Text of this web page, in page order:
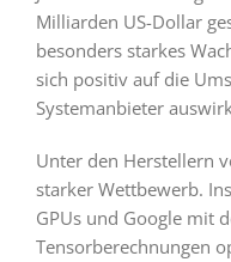
Milliarden US-Dollar
besonders starkes
sich positiv auf die
Systemanbieter
Unter den Herstellern
starker Wettbewerb.
GPUs und Google mit
Tensorberechnungen